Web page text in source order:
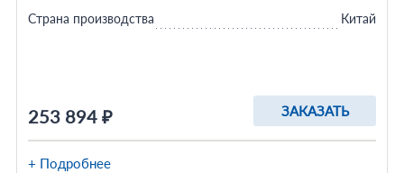
253 894 ₽ ЗАКАЗАТЬ
Страна производства Китай
+ Подробнее